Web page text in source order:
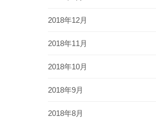
2018年12月
2018年11月
2018年10月
2018年9月
2018年8月